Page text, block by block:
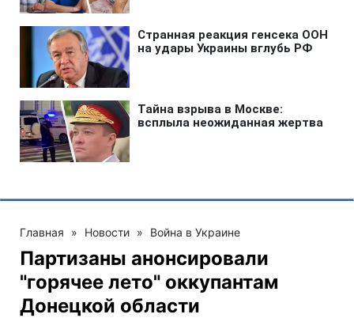
Главная » Новости » Война в Украине
Партизаны анонсировали
"горячее лето" оккупантам
Донецкой области